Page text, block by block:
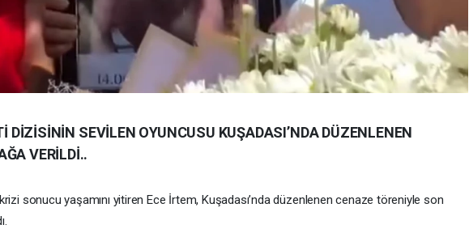
DİZİSİNİN SEVİLEN OYUNCUSU KUŞADASI’NDA DÜZENLENEN
VERİLDİ..
sonucu yaşamını yitiren Ece İrtem, Kuşadası’nda düzenlenen cenaze töreniyle son